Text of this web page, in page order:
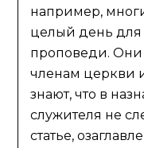
например,
целый день для
проповеди. Они
членам церкви
знают, что в
служителя не
статье,